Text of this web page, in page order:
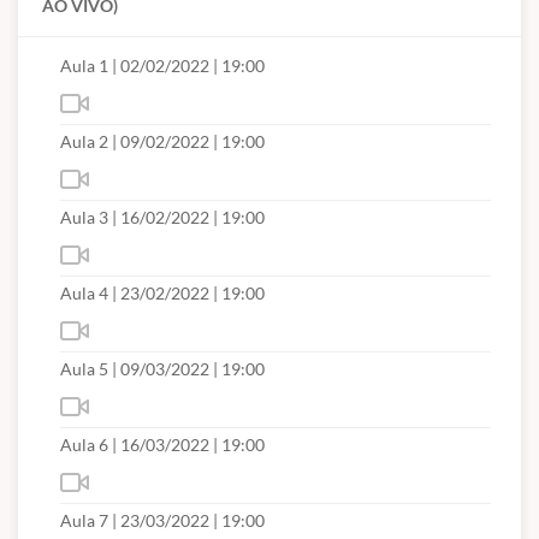
Carga Horária:
32 horas/aula
*Cada hora/aula equivale a 45 minutos
Incluso sem Custo:
- Apostilas
- Certificado de Conclusão
Introdução à análise de elementos finitos
Princípios e conceitos, divergências de modelos CAD e CAE,
AO VIVO)
Aula 1 | 02/02/2022 | 19:00
Aula 2 | 09/02/2022 | 19:00
Aula 3 | 16/02/2022 | 19:00
Aula 4 | 23/02/2022 | 19:00
Aula 5 | 09/03/2022 | 19:00
Aula 6 | 16/03/2022 | 19:00
Aula 7 | 23/03/2022 | 19:00